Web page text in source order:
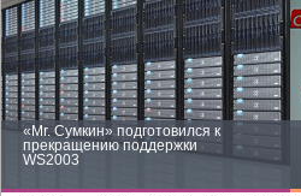
«Mr. Сумкин» подготовился к
прекращению поддержки
WS2003